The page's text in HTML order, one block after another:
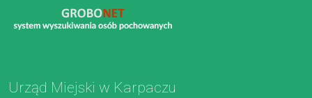
Urząd Miejski w Karpaczu